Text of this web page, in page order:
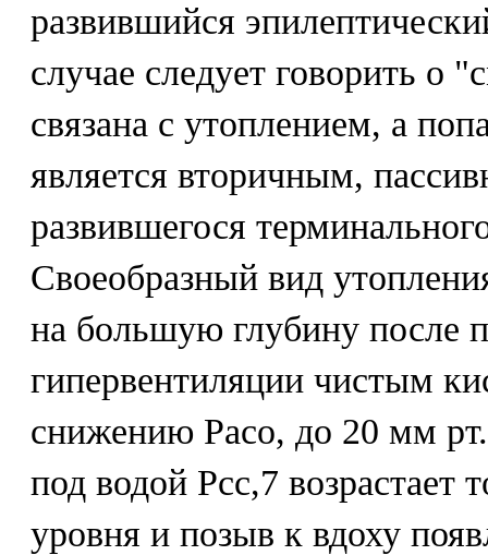
развившийся
случае следует говорить о
связана с утоплением, а
является вторичным,
развившегося
Своеобразный вид
на большую глубину после
гипервентиляции чистым
снижению Расо, до 20 мм
под водой Рсс,7 возрастает
уровня и позыв к вдоху